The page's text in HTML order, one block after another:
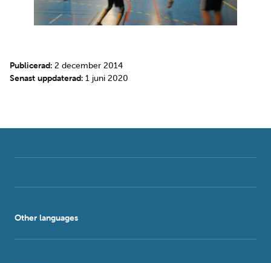
Publicerad: 2 december 2014
Senast uppdaterad: 1 juni 2020
Other languages